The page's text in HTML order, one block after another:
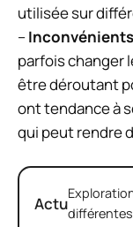
utilisée sur
–
parfois changer
être déroutant
ont tendance à
qui peut rendre
Actu